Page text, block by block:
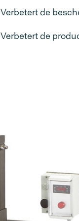
Verbetert de
Verbetert de